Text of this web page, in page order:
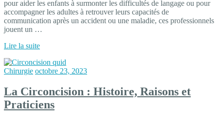
pour aider les enfants à surmonter les difficultés de langage ou pour
accompagner les adultes à retrouver leurs capacités de
communication après un accident ou une maladie, ces professionnels
jouent un …
Lire la suite
Chirurgie octobre 23, 2023
La Circoncision : Histoire, Raisons et
Praticiens